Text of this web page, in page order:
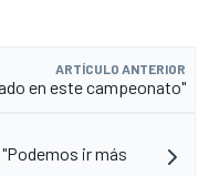
ARTÍCULO ANTERIOR
en este campeonato"
ir más